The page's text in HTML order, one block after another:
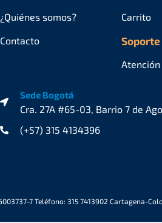
¿Quiénes somos?
Contacto
Carrito
Soporte
Sede Bogotá
Cra. 27A #65-03, Barrio 7 de
(+57) 315 4134396
7 Teléfono: 315 7413902 Cartagena-